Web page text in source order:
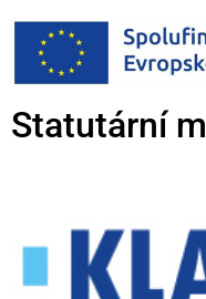
Statutární